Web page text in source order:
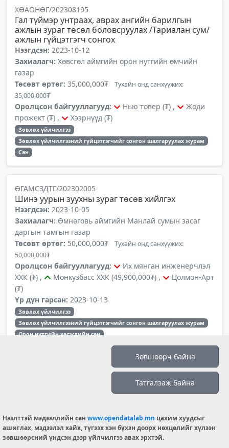
ХӨАОНӨГ/202308195
Гал түймэр унтраах, аврах ангийн барилгын
ажлын зураг төсөл боловсруулах /Тариалан сум/
ажлын гүйцэтгэгч сонгох
Нээгдсэн: 2023-10-12
Захиалагч: Хөвсгөл аймгийн орон нутгийн өмчийн
газар
Төсөвт өртөг: 35,000,000₮ Тухайн онд санхүүжих:
35,000,000₮
Оролцсон байгууллагууд: Нью товер (₮) ,
Жоди
прожект (₮) ,
Хээрнүүд (₮)
Зөвлөх үйлчилгээ
Зөвлөх үйлчилгээний гүйцэтгэгчийг сонгон шалгаруулах журам
Сан
ӨГАМСЗДТГ/202302005
Шинэ уурын зуухны зураг төсөв хийлгэх
Нээгдсэн: 2023-10-05
Захиалагч: Өмнөговь аймгийн Манлай сумын засаг
даргын тамгын газар
Төсөвт өртөг: 50,000,000₮ Тухайн онд санхүүжих:
50,000,000₮
Оролцсон байгууллагууд:
Их мянган инженерчлэл
ХХК (₮) ,
Монкузбасс ХХК (49,900,000₮) ,
Цолмон-Арт
(₮)
Үр дүн гарсан: 2023-10-13
Зөвлөх үйлчилгээ
Зөвлөх үйлчилгээний гүйцэтгэгчийг сонгон шалгаруулах журам
Орон нутгийн хөгжлийн сан
Шинэ уурын зуухны зураг төсөв хийлгэх
даргын тамгын газар
Төсөвт өртөг:50,000,000₮Тухайн онд санхүүжих:
50,000,000₮
Зөвшөөрч байна
Татгалзаж байна
Нээлттэй мэдээллийн сан www.opendatalab.mn цахим хуудсыг
ашиглах, мэдээлэл хайх, түгээх хэн бүхэн доорх нөхцөлийг хүлээн
зөвшөөрсний үндсэн дээр үйлчилгээ авах эрхтэй.